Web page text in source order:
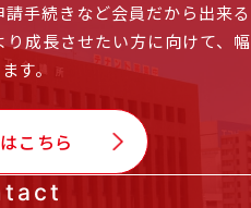
手続きなど会員だから出来る
り成長させたい方に向けて、幅
す。
こちら